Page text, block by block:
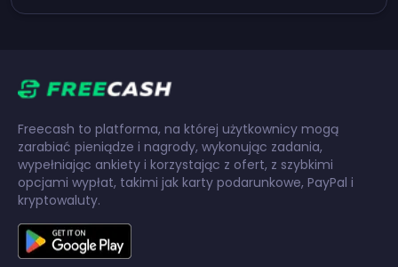
Freecash to platforma, na której użytkownicy mogą
zarabiać pieniądze i nagrody, wykonując zadania,
wypełniając ankiety i korzystając z ofert, z szybkimi
opcjami wypłat, takimi jak karty podarunkowe, PayPal i
kryptowaluty.